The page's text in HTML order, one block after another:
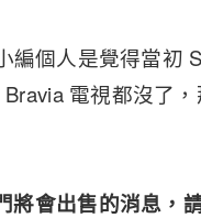
個人是覺得當初
電視都沒了
會出售的消息，